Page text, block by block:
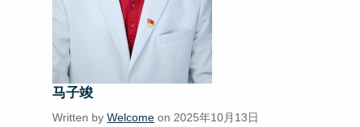
马子竣
Written by Welcome on 2025年10月13日